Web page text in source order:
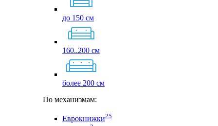
до 150 см
160..200 см
более 200 см
По механизмам:
Еврокнижки25